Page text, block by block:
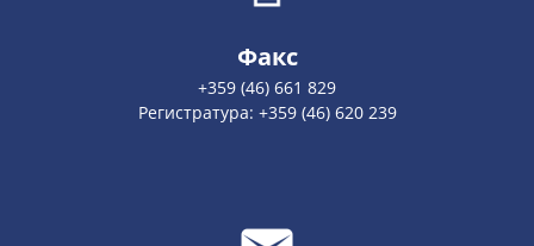
Факс
+359 (46) 661 829
Регистратура: +359 (46) 620 239